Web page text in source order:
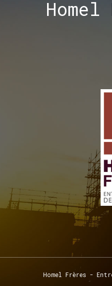
Homel
Homel Frères -